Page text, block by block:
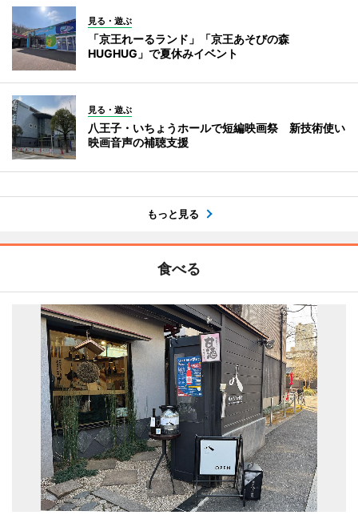
見る・遊ぶ
「京王れーるランド」「京王あそびの森
HUGHUG」で夏休みイベント
見る・遊ぶ
八王子・いちょうホールで短編映画祭 新技術使い
映画音声の補聴支援
もっと見る
食べる